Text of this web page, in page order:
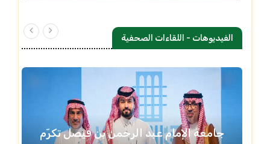
الفيديوهات - اللقاءات الصحفية
جامعة الإمام عبد الرحمن بن فيصل تكرّم